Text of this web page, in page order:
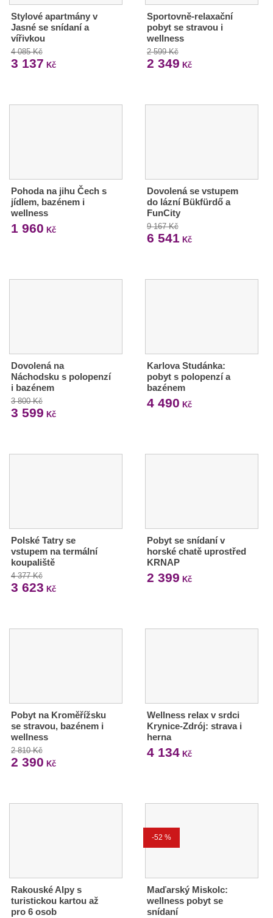
Stylové apartmány v
Jasné se snídaní a
vířivkou
4 085 Kč
3 137 Kč
Sportovně-relaxační
pobyt se stravou i
wellness
2 599 Kč
2 349 Kč
Pohoda na jihu Čech s
jídlem, bazénem i
wellness
1 960 Kč
Dovolená se vstupem
do lázní Bükfürdő a
FunCity
9 167 Kč
6 541 Kč
Dovolená na
Náchodsku s polopenzí
i bazénem
3 800 Kč
3 599 Kč
Karlova Studánka:
pobyt s polopenzí a
bazénem
4 490 Kč
Polské Tatry se
vstupem na termální
koupaliště
4 377 Kč
3 623 Kč
Pobyt se snídaní v
horské chatě uprostřed
KRNAP
2 399 Kč
Pobyt na Kroměřížsku
se stravou, bazénem i
wellness
2 810 Kč
2 390 Kč
Wellness relax v srdci
Krynice-Zdrój: strava i
herna
4 134Kč
Rakouské Alpy s
turistickou kartou až
pro 6 osob
-52 %
Maďarský Miskolc:
wellness pobyt se
snídaní